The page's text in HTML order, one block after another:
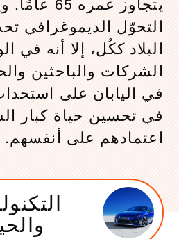
التحوّل الديموغرافي
البلاد ككُل، إلا أنه في
الشركات والباحثين
في اليابان على
في تحسين حياة كبار
اعتمادهم على أنفسهم.